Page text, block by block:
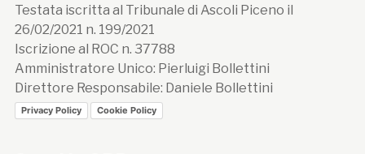
Testata iscritta al Tribunale di Ascoli Piceno il
26/02/2021 n. 199/2021
Iscrizione al ROC n. 37788
Amministratore Unico: Pierluigi Bollettini
Direttore Responsabile: Daniele Bollettini
Privacy Policy Cookie Policy